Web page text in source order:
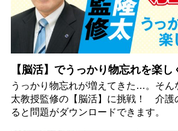
【脳活】でうっかり物忘れを楽し
うっかり物忘れが増えてきた…。そん
太教授監修の【脳活】に挑戦！ 介護
ると問題がダウンロードできます。